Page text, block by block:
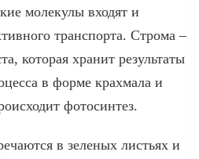
молекулы входят и
транспорта. Строма –
которая хранит результаты
в форме крахмала и
фотосинтез.
в зеленых листьях и